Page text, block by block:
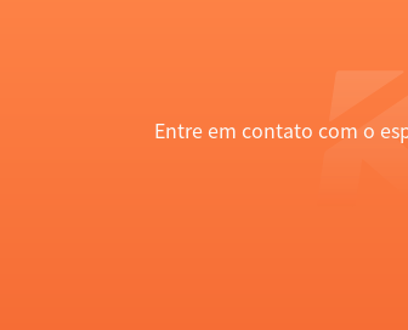
Entre em contato com o